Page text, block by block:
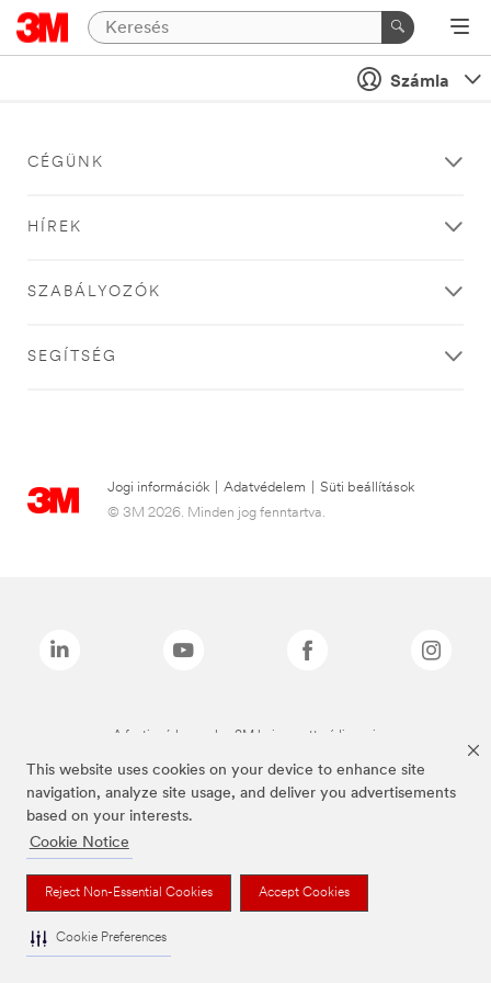
This website uses cookies on your device to enhance site
navigation, analyze site usage, and deliver you advertisements
based on your interests.
Cookie Notice
Reject Non-Essential Cookies Accept Cookies
Cookie Preferences
Számla
CÉGÜNK
HÍREK
SZABÁLYOZÓK
SEGÍTSÉG
Jogi információk Adatvédelem
Süti beállítások
© 3M 2026. Minden jog fenntartva.
A fenti márkanevek a 3M bejegyzett védjegyei.